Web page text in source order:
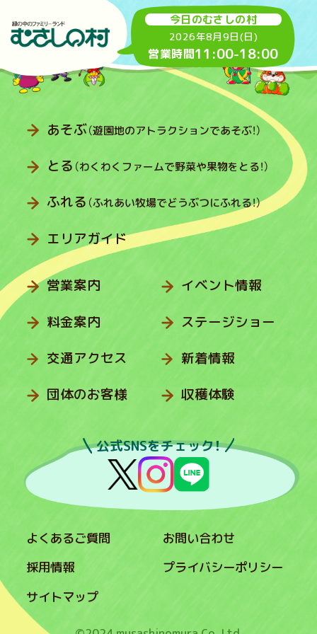
今日のむさしの村
2026年8月9日(日)
営業時間11:00-18:00
あそぶ（遊園地のアトラクションであそぶ！）
とる （わくわくファームで野菜や果物をとる！）
ふれる （ふれあい牧場でどうぶつにふれる！）
エリアガイド
営業案内
料金案内
交通アクセス
団体のお客様
イベント情報
ステージショー
新着情報
収穫体験
公式SNSをチェック！
よくあるご質問
お問い合わせ
採用情報
プライバシーポリシー
サイトマップ